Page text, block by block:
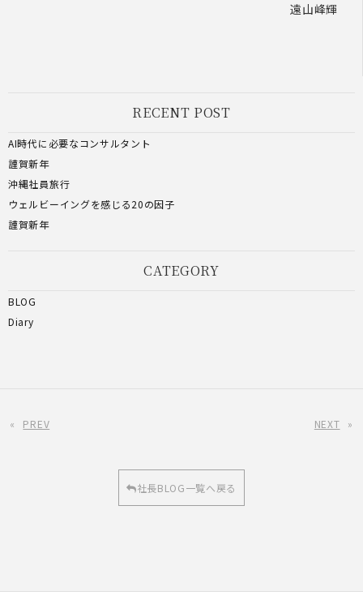
遠山峰輝
RECENT POST
AI時代に必要なコンサルタント
謹賀新年
沖縄社員旅行
ウェルビーイングを感じる20の因子
謹賀新年
CATEGORY
BLOG
Diary
« PREV NEXT »
社長BLOG一覧へ戻る